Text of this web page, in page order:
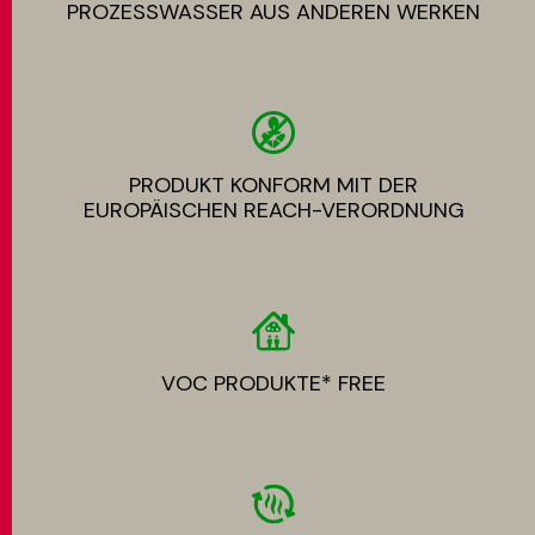
PROZESSWASSER AUS ANDEREN WERKEN
PRODUKT KONFORM MIT DER
EUROPÄISCHEN REACH-VERORDNUNG
VOC PRODUKTE* FREE